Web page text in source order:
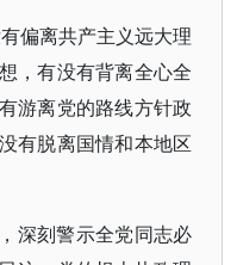
偏离共产主义远大理
，有没有背离全心全
游离党的路线方针政
有脱离国情和本地区
深刻警示全党同志必